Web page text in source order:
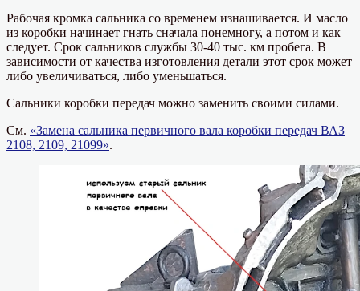
Рабочая кромка сальника со временем изнашивается. И масло
из коробки начинает гнать сначала понемногу, а потом и как
следует. Срок сальников службы 30-40 тыс. км пробега. В
зависимости от качества изготовления детали этот срок может
либо увеличиваться, либо уменьшаться.
Сальники коробки передач можно заменить своими силами.
См. «Замена сальника первичного вала коробки передач ВАЗ
2108, 2109, 21099».